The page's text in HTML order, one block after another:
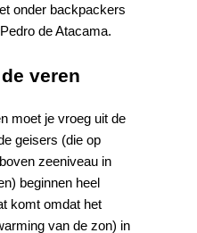
onder backpackers
de Atacama.
veren
moet je vroeg uit de
geisers (die op
zeeniveau in
beginnen heel
komt omdat het
van de zon) in